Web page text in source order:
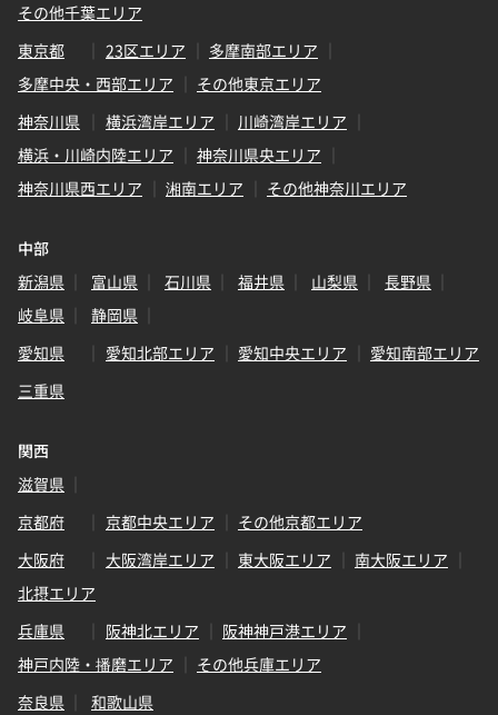
その他千葉エリア
東京都
23区エリア
多摩南部エリア
多摩中央・西部エリア
その他東京エリア
神奈川県
横浜湾岸エリア
川崎湾岸エリア
横浜・川崎内陸エリア
神奈川県央エリア
神奈川県西エリア
湘南エリア その他神奈川エリア
中部
新潟県
富山県 石川県 福井県 山梨県
長野県
岐阜県
静岡県
愛知県
愛知北部エリア 愛知中央エリア
愛知南部エリア
三重県
関西
滋賀県
京都府
京都中央エリア
その他京都エリア
大阪府
大阪湾岸エリア 東大阪エリア
南大阪エリア
北摂エリア
兵庫県
阪神北エリア
阪神神戸港エリア
神戸内陸・播磨エリア
その他兵庫エリア
奈良県
和歌山県